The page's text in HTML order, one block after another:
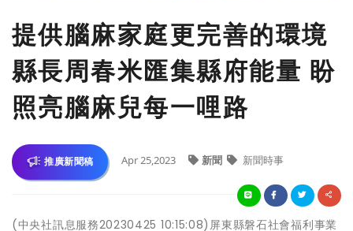
提供腦麻家庭更完善的環境
縣長周春米匯集縣府能量 盼
照亮腦麻兒每一哩路
推廣新聞稿 Apr 25,2023 新聞 新聞時事
(中央社訊息服務20230425 10:15:08)屏東縣磐石社會福利事業